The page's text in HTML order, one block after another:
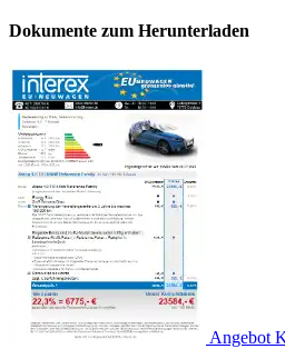
Dokumente zum Herunterladen
Angebot